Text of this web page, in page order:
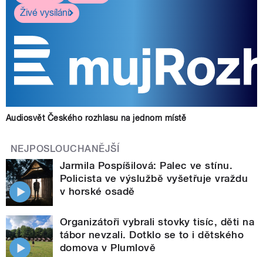
Živé vysílání
Audiosvět Českého rozhlasu na jednom místě
NEJPOSLOUCHANĚJŠÍ
Jarmila Pospíšilová: Palec ve stínu.
Policista ve výslužbě vyšetřuje vraždu
v horské osadě
Organizátoři vybrali stovky tisíc, děti na
tábor nevzali. Dotklo se to i dětského
domova v Plumlově